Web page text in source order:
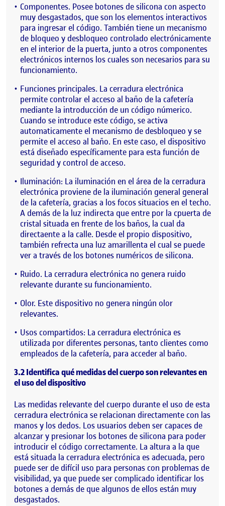
Componentes. Posee botones de silicona con aspecto
muy desgastados, que son los elementos interactivos
para ingresar el código. También tiene un mecanismo
de bloqueo y desbloqueo controlado electrónicamente
en el interior de la puerta, junto a otros componentes
electrónicos internos los cuales son necesarios para su
funcionamiento.
Funciones principales. La cerradura electrónica
permite controlar el acceso al baño de la cafetería
mediante la introducción de un código númerico.
Cuando se introduce este código, se activa
automaticamente el mecanismo de desbloqueo y se
permite el acceso al baño. En este caso, el dispositivo
está diseñado específicamente para esta función de
seguridad y control de acceso.
Iluminación: La iluminación en el área de la cerradura
electrónica proviene de la iluminación general general
de la cafetería, gracias a los focos situacios en el techo.
A demás de la luz indirecta que entre por la cpuerta de
cristal situada en frente de los baños, la cual da
directaente a la calle. Desde el propio dispositivo,
también refrecta una luz amarillenta el cual se puede
ver a través de los botones numéricos de silicona.
Ruido. La cerradura electrónica no genera ruido
relevante durante su funcionamiento.
Olor. Este dispositivo no genera ningún olor
relevantes.
Usos compartidos: La cerradura electrónica es
utilizada por diferentes personas, tanto clientes como
empleados de la cafetería, para acceder al baño.
3.2 Identifica qué medidas del cuerpo son relevantes en
el uso del dispositivo
Las medidas relevante del cuerpo durante el uso de esta
cerradura electrónica se relacionan directamente con las
manos y los dedos. Los usuarios deben ser capaces de
alcanzar y presionar los botones de silicona para poder
introducir el código correctamente. La altura a la que
está situada la cerradura electrónica es adecuada, pero
puede ser de difícil uso para personas con problemas de
visibilidad, ya que puede ser complicado identificar los
botones a demás de que algunos de ellos están muy
desgastados.